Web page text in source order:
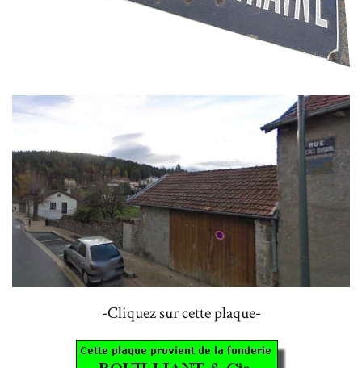
-Cliquez sur cette plaque-